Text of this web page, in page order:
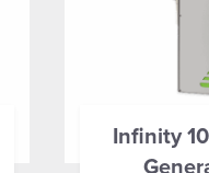
Infinity